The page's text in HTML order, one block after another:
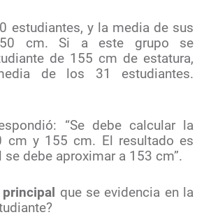
estudiantes, y la media de sus
cm. Si a este grupo se
de 155 cm de estatura,
de los 31 estudiantes.
“Se debe calcular la
cm y 155 cm. El resultado es
debe aproximar a 153 cm”.
principal que se evidencia en la